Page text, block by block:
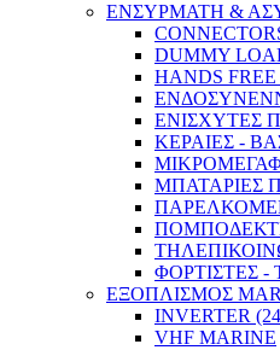
ΕΝΣΥΡΜΑΤΗ &
DUMMY
HANDS
ΕΝΙΣΧΥΤΕΣ
ΚΕΡΑΙΕΣ -
ΜΠΑΤΑΡΙΕΣ
ΦΟΡΤΙΣΤΕΣ
ΕΞΟΠΛΙΣΜΟΣ
INVERTER
VHF MARINE